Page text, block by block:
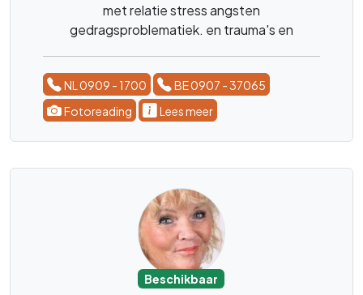
met relatie stress angsten
gedragsproblematiek. en trauma's en
en edelstenen. Heb je vragen over een
betekenis van een kristal of edelsteen bel me
dan.
NL 0909 - 1700
BE 0907 - 37065
Fotoreading
Lees meer
Beschikbaar